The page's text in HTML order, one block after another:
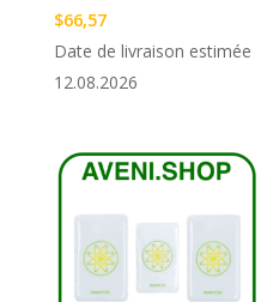
$66,57
Date de livraison estimée
12.08.2026